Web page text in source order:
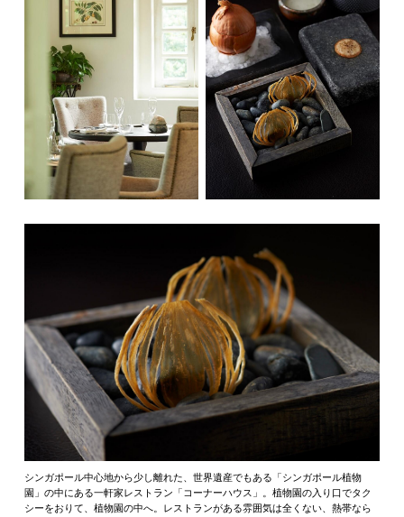
シンガポール中心地から少し離れた、世界遺産でもある「シンガポール植物
園」の中にある一軒家レストラン「コーナーハウス」。植物園の入り口でタク
シーをおりて、植物園の中へ。レストランがある雰囲気は全くない、熱帯なら